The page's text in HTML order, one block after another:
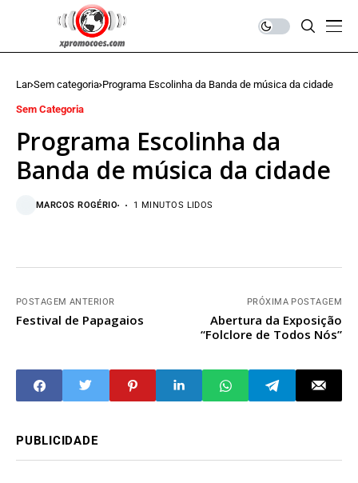
Lar Sem categoria Programa Escolinha da Banda de música da cidade
Sem Categoria
Programa Escolinha da
Banda de música da cidade
MARCOS ROGÉRIO 1 MINUTOS LIDOS
POSTAGEM ANTERIOR
Festival de Papagaios
PRÓXIMA POSTAGEM
Abertura da Exposição
“Folclore de Todos Nós”
PUBLICIDADE